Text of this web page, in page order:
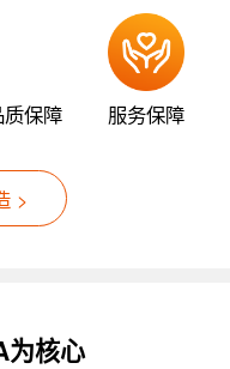
质保障 服务保障
>
为核心